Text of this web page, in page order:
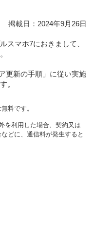
掲載日：2024年9月26日
スマホ7におきまして、
更新の手順」に従い実施
。
料です。
を利用した場合、契約又は
どに、通信料が発生すると